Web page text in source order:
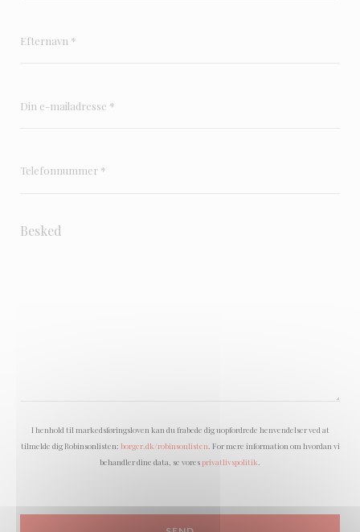
I henhold til markedsføringsloven kan du frabede dig uopfordrede henvendelser ved at
tilmelde dig Robinsonlisten: borger.dk/robinsonlisten . For mere information om hvordan vi
behandler dine data, se vores privatlivspolitik